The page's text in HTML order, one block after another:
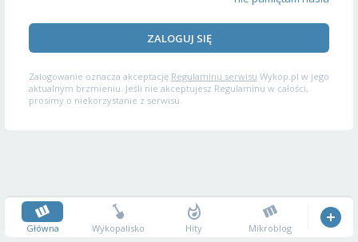
ZALOGUJ SIĘ
Zalogowanie oznacza akceptację Regulaminu serwisu Wykop.pl w jego
aktualnym brzmieniu. Jeśli nie akceptujesz Regulaminu w całości,
prosimy o niekorzystanie z serwisu.
Główna Wykopalisko Hity Mikroblog